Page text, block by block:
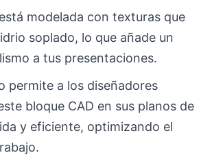
modelada con texturas que
soplado, lo que añade un
a tus presentaciones.
permite a los diseñadores
bloque CAD en sus planos de
y eficiente, optimizando el